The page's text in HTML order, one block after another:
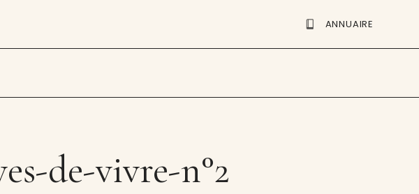
ANNUAIRE
de-vivre-n°2